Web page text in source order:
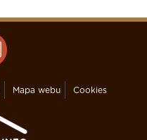
Mapa webu Cookies